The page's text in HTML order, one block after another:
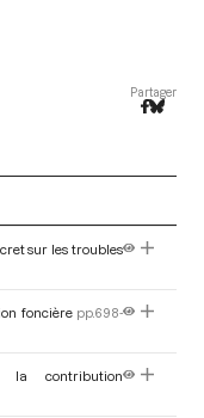
Partager
sur les troubles
foncière pp.698-
la contribution